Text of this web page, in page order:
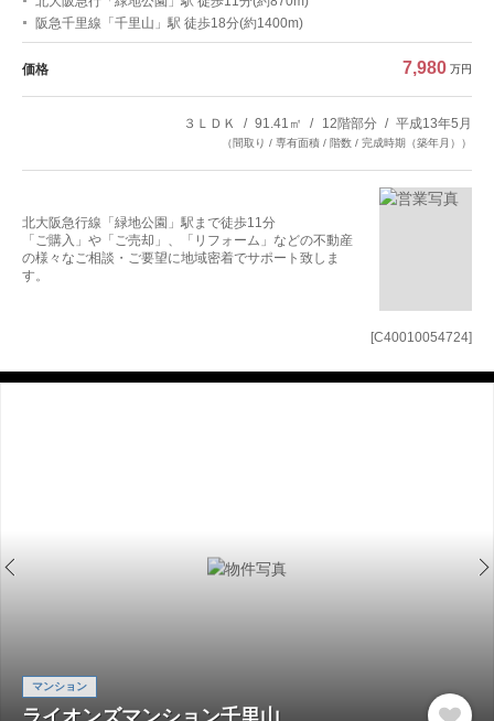
[C40010054724]
阪急千里線「千里山」駅 徒歩18分(約1400m)
価格 7,980 万円
３ＬＤＫ 91.41㎡ 12階部分 平成13年5月
（間取り / 専有面積 / 階数 / 完成時期（築年月））
北大阪急行線「緑地公園」駅まで徒歩11分
「ご購入」や「ご売却」、「リフォーム」などの不動産
の様々なご相談・ご要望に地域密着でサポート致しま
す。
マンション
ライオンズマンション千里山